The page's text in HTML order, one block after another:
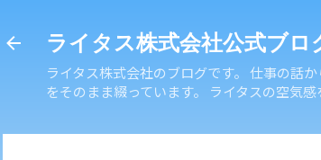
ライタス株式会社公式ブロ
ライタス株式会社のブログです。 仕事の話
をそのまま綴っています。 ライタスの空気